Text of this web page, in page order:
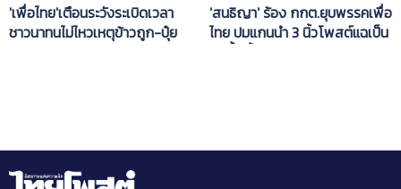
'เพื่อไทย'เตือนระวังระเบิดเวลา
ชาวนาทนไม่ไหวเหตุข้าวถูก-ปุ๋ย
'สนธิญา' ร้อง กกต.ยุบพรรคเพื่อ
ไทย ปมแกนนำ 3 นิ้วโพสต์แฉเป็น